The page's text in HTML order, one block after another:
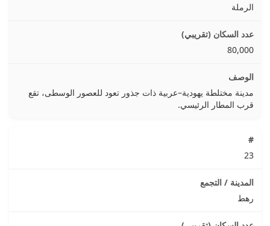
الرملة
80,000
مدينة مختلطة يهودية–عربية ذات جذور تعود للعصور الوسطى، تقع
قرب المطار الرئيسي.
23
رهط